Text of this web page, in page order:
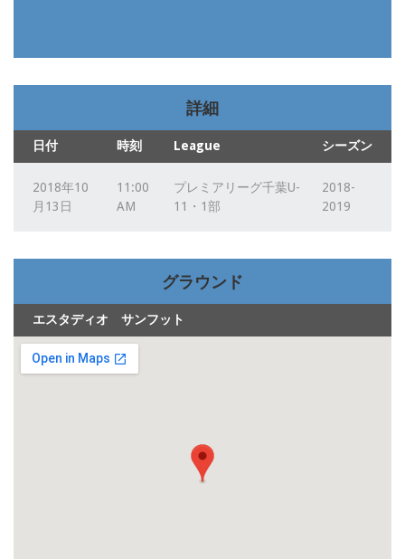
詳細
日付 時刻 League シーズン
2018年10
月13日
11:00
AM
プレミアリーグ千葉U-
11・1部
2018-
2019
グラウンド
エスタディオ サンフット